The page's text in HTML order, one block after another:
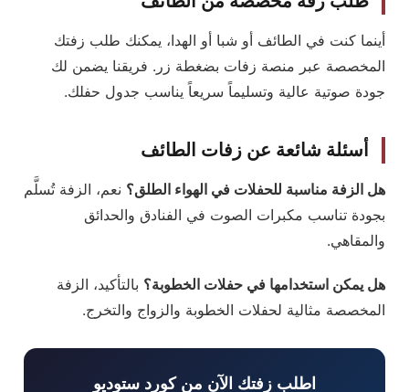
أينما كنت في الطائف أو شبا أو الهدا، يمكنك طلب زفتك
المخصصة عبر منصة زفات بضغطة زر. فريقنا يضمن لك
جودة صوتية عالية وتسليماً سريعاً يناسب جدول حفلك.
أسئلة شائعة عن زفات الطائف
هل الزفة مناسبة للحفلات في الهواء الطلق؟ نعم، الزفة تُسلَّم
بجودة تناسب مكبرات الصوت في الفنادق والحدائق
والمقاهي.
هل يمكن استخدامها في حفلات الخطوبة؟ بالتأكيد، الزفة
المخصصة مثالية لحفلات الخطوبة والزواج والتخرج.
اطلب زفتك الآن من كورد ستوديو